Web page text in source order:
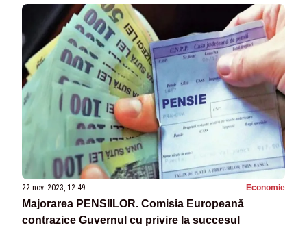
22 nov. 2023, 12:49 Economie
Majorarea PENSIILOR. Comisia Europeană
contrazice Guvernul cu privire la succesul